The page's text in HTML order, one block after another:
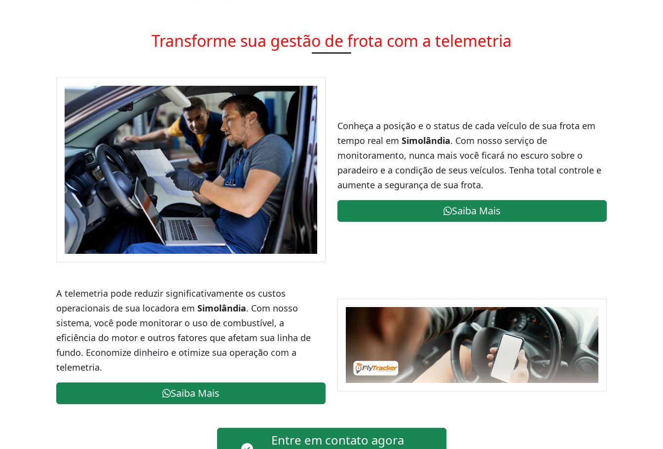
Transforme sua gestão de frota com a telemetria
Conheça a posição e o status de cada veículo de sua frota em
tempo real em Simolândia. Com nosso serviço de
monitoramento, nunca mais você ficará no escuro sobre o
paradeiro e a condição de seus veículos. Tenha total controle e
aumente a segurança de sua frota.
Saiba Mais
A telemetria pode reduzir significativamente os custos
operacionais de sua locadora em Simolândia. Com nosso
sistema, você pode monitorar o uso de combustível, a
eficiência do motor e outros fatores que afetam sua linha de
fundo. Economize dinheiro e otimize sua operação com a
telemetria.
Saiba Mais
Entre em contato agora